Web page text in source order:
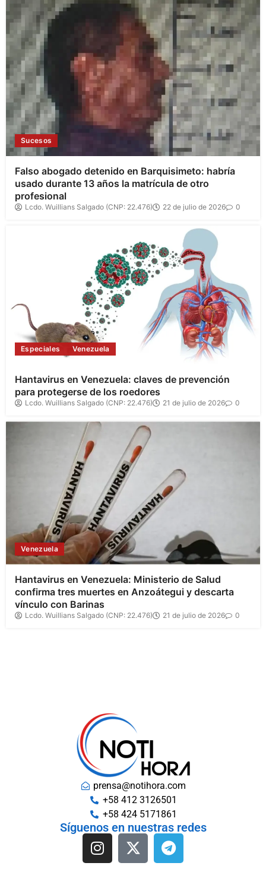
Sucesos
Falso abogado detenido en Barquisimeto: habría
usado durante 13 años la matrícula de otro
profesional
Lcdo. Wuillians Salgado (CNP: 22.476) 22 de julio de 2026 0
Especiales Venezuela
Hantavirus en Venezuela: claves de prevención
para protegerse de los roedores
Lcdo. Wuillians Salgado (CNP: 22.476) 21 de julio de 2026 0
Venezuela
Hantavirus en Venezuela: Ministerio de Salud
confirma tres muertes en Anzoátegui y descarta
vínculo con Barinas
Lcdo. Wuillians Salgado (CNP: 22.476) 21 de julio de 2026 0
prensa@notihora.com
+58 412 3126501
+58 424 5171861
Síguenos en nuestras redes